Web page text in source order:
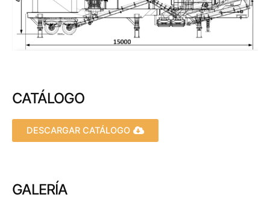
CATÁLOGO
DESCARGAR CATÁLOGO
GALERÍA